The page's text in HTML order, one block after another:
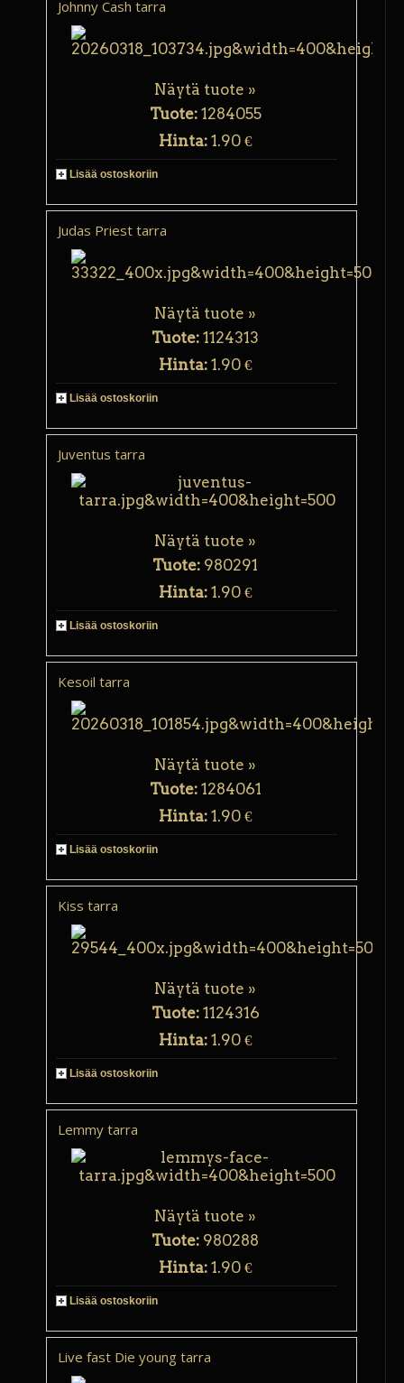
Johnny Cash tarra
Näytä tuote »
Tuote: 1284055
Hinta: 1.90 €
Lisää ostoskoriin
Judas Priest tarra
Näytä tuote »
Tuote:1124313
Hinta: 1.90 €
Lisää ostoskoriin
Juventus tarra
Näytä tuote »
Tuote: 980291
Hinta: 1.90 €
Lisää ostoskoriin
Kesoil tarra
Näytä tuote »
Tuote: 1284061
Hinta: 1.90 €
Lisää ostoskoriin
Kiss tarra
Näytä tuote »
Tuote: 1124316
Hinta: 1.90 €
Lisää ostoskoriin
Lemmy tarra
Näytä tuote »
Tuote: 980288
Hinta: 1.90 €
Lisää ostoskoriin
Live fast Die young tarra